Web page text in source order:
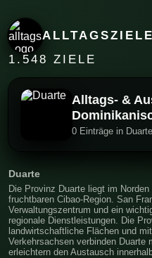
1.548 ZIELE
Alltags- &
0 Einträge in
Duarte
Die Provinz Duarte liegt im
fruchtbaren Cibao-Region. San
Verwaltungszentrum und ein
regionale Dienstleistungen. Die
landwirtschaftliche Flächen und
Verkehrsachsen verbinden Duarte
erleichtern den Austausch